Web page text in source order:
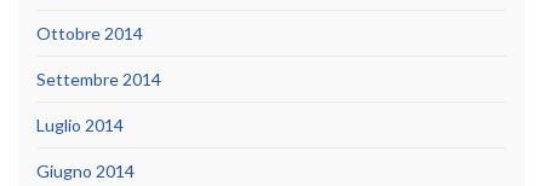
Ottobre 2014
Settembre 2014
Luglio 2014
Giugno 2014